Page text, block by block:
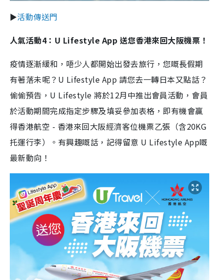
►活動傳送門
人氣活動4：U Lifestyle App 送您香港來回大阪機票！
疫情逐漸緩和，唔少人都開始出發去旅行，您嘅長假期
有著落未呢？U Lifestyle App 請您去一轉日本又點話？
偷偷預告，U Lifestyle 將於12月中推出會員活動，會員
於活動期間完成指定步驟及填妥參加表格，即有機會贏
得香港航空 - 香港來回大阪經濟客位機票乙張（含20KG
托運行李）。有興趣嘅話，記得留意 U Lifestyle App嘅
最新動向！